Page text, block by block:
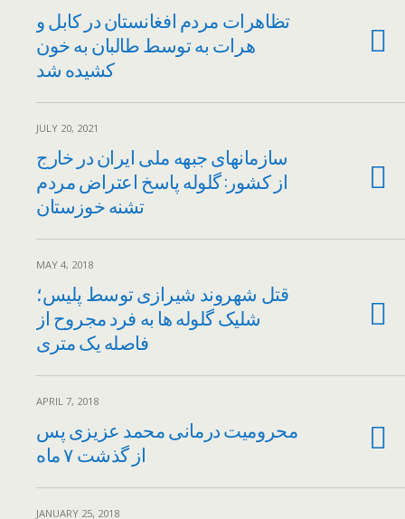
تظاهرات مردم افغانستان در کابل و
هرات به توسط طالبان به خون
کشیده شد
JULY 20, 2021
سازمانهای جبهه ملی ایران در خارج
از کشور: گلوله پاسخ اعتراض مردم
تشنه خوزستان
MAY 4, 2018
قتل شهروند شیرازی توسط پلیس؛
شلیک گلوله ها به فرد مجروح از
فاصله یک متری
APRIL 7, 2018
محرومیت درمانی محمد عزیزی پس
از گذشت ۷ ماه
JANUARY 25, 2018